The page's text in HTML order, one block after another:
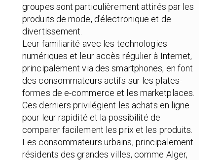
groupes sont particulièrement attirés par les
produits de mode, d'électronique et de
divertissement.
Leur familiarité avec les technologies
numériques et leur accès régulier à Internet,
principalement via des smartphones, en font
des consommateurs actifs sur les plates-
formes de e-commerce et les marketplaces.
Ces derniers privilégient les achats en ligne
pour leur rapidité et la possibilité de
comparer facilement les prix et les produits.
Les consommateurs urbains, principalement
résidents des grandes villes, comme Alger,